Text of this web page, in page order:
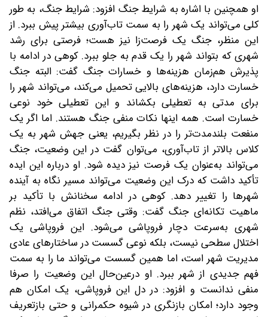
او همچنین با اشاره به شرایط جنگ افزود: شرایط جنگ، به‌ طور
کلی می‌تواند یک شهر را به سمت تاب‌آوری بیشتر پیش ببرد. از
این منظر، جنگ یک فرصت‌زا نیز هست؛ فرصتی برای رشد
شهری که بتواند شهر را یک قدم به جلو ببرد. کوهی در ادامه با
پذیرش هم‌زمان هزینه‌ها و خسارات جنگ گفت: البته جنگ
خسارت دارد، هزینه‌های بالایی تحمیل می‌کند، می‌تواند شهر را
برای مدتی به تعطیلی بکشاند و این تعطیلی خود نوعی
خسارت است. همه اینها نکات منفی جنگ هستند. اما اگر یک
منفعت بلندمدت‌تر را در نظر بگیریم، یعنی جهش شهر به یک
کلاس بالاتر از تاب‌آوری، می‌توان گفت در این وضعیت، جنگ
می‌تواند به‌عنوان یک فرصت نیز دیده شود. او درباره این ایده
تأکید داشت که درک این وضعیت می‌تواند مسیر نگاه به آینده
شهرها را تغییر دهد. کوهی در ادامه سخنانش با تأکید بر
ماهیت تکانه‌ای جنگ گفت: وقتی جنگ اتفاق می‌افتد، نظم
شهری به‌سرعت دچار فروپاشی می‌شود. این فروپاشی یک
اختلال سطحی نیست، بلکه نوعی گسست در ساختارهای عادی
مدیریت شهر است، اما همین گسست می‌تواند ما را به سمت
فهم جدیدی از شهر ببرد. او در‌عین‌حال این وضعیت را صرفا
منفی ندانست و افزود: در دل این فروپاشی، یک امکان هم
وجود دارد؛ امکان بازنگری در شیوه حکمرانی و حتی بازتعریف